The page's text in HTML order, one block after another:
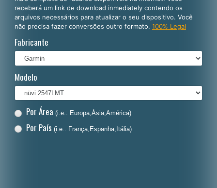
Español
Français
Polski
Nederlands
Dansk
receberá um link de download inmediately contendo os
arquivos necessários para atualizar o seu dispositivo. Você
não precisa fazer conversões outro formato. 100% Legal
Fabricante
Modelo
Por Área (i.e.: Europa,Ásia,América)
Por País (i.e.: França,Espanha,Itália)